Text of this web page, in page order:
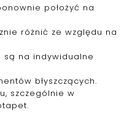
położyć na
różnić ze względu na
są na indywidualne
błyszczących.
szczególnie w